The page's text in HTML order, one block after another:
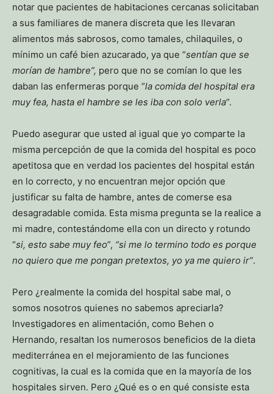
notar que pacientes de habitaciones cercanas solicitaban
a sus familiares de manera discreta que les llevaran
alimentos más sabrosos, como tamales, chilaquiles, o
mínimo un café bien azucarado, ya que “sentían que se
morían de hambre”, pero que no se comían lo que les
daban las enfermeras porque “la comida del hospital era
muy fea, hasta el hambre se les iba con solo verla“.
Puedo asegurar que usted al igual que yo comparte la
misma percepción de que la comida del hospital es poco
apetitosa que en verdad los pacientes del hospital están
en lo correcto, y no encuentran mejor opción que
justificar su falta de hambre, antes de comerse esa
desagradable comida. Esta misma pregunta se la realice a
mi madre, contestándome ella con un directo y rotundo
“si, esto sabe muy feo”, “si me lo termino todo es porque
no quiero que me pongan pretextos, yo ya me quiero ir”.
Pero ¿realmente la comida del hospital sabe mal, o
somos nosotros quienes no sabemos apreciarla?
Investigadores en alimentación, como Behen o
Hernando, resaltan los numerosos beneficios de la dieta
mediterránea en el mejoramiento de las funciones
cognitivas, la cual es la comida que en la mayoría de los
hospitales sirven. Pero ¿Qué es o en qué consiste esta